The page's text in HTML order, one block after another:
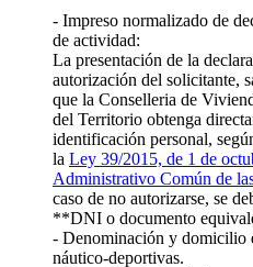
- Impreso normalizado de
de actividad:
La presentación de la
autorización del solicitante,
que la Conselleria de
del Territorio obtenga
identificación personal,
la Ley 39/2015, de 1 de
Administrativo Común de
caso de no autorizarse, se
**DNI o documento
- Denominación y domicilio
náutico-deportivas.